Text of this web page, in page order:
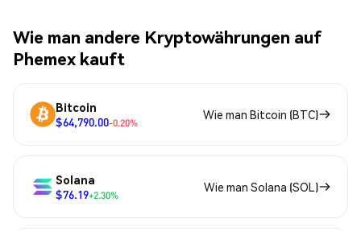
Wie man andere Kryptowährungen auf
Phemex kauft
Bitcoin
$64,790.00-0.20%
Wie man Bitcoin (BTC)
Solana
$76.19+2.30%
Wie man Solana (SOL)